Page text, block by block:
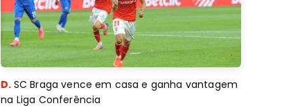
D. SC Braga vence em casa e ganha vantagem
na Liga Conferência